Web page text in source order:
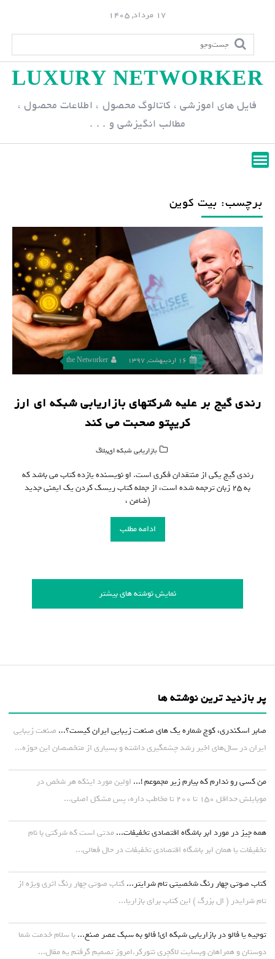
p
n
17 مرداد, 1405
LUXURY NETWORKER
فایل های اموزشی ، کاتالوگ محصول ، اطلاعات محصول ،
مطالب انگیزشی و . . .
برچسب: بیت کوین
16 اردیبهشت, 1397 the Networker
رندی گیج بر علیه شرکتهای بازاریابی شبکه ای ارز
کریپتو صحبت می کند
بازاریابی شبکه ای,بلاگ
رندی گیج یکی از منتقدان فکری است. او نویسنده یازده کتاب می باشد که
به ۲۵ زبان ترجمه شده است، از جمله کتاب ریسک کردن یک ایمنی جدید
(ضامن ،
ادامه مطلب
نمایش نوشته های بیشتر
پر بازدید ترین نوشته ها
صابر اسکندری، کوچ شماره یک های صنعت زیبایی ایران کیست؟... صنعت زیبایی
ایران در سال‌های اخیر رشد چشمگیری داشته و بسیاری از متخصصان این حوزه...
من کسی رو ندارم که بیارم زیر مجموعم !... اولین مورد اینکه هر شخص در
موبایلش حداقل ۱۵۰ تا ۲۰۰ تا مخاطب داره، پس مشکل اصلی...
همه چیز در مورد ابر باشگاه اقتصادی تخفیفات... مدتی است که شرکتی با نام
تخفیفات یا همان ابر باشگاه اقتصادی تخفیفات در حال فعالی...
کتاب صوتی چهار رنگ شخصیتی تام شرایتر... کتاب صوتی چهار رنگ اثری ویژه از
تام شرایدر ( ال بزرگ ) این کتاب برای بازاریا...
توجیه یا فالو در بازاریابی شبکه ای! فالو به سبک عصر صنع... با سلام خدمت شما
دوستان و همراهان وبسایت لاکچری نتورکر.امروز تصمیم گرفتم یه مقال...